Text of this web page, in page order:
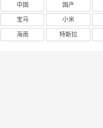
中国
国产
宝马
小米
海南
特斯拉